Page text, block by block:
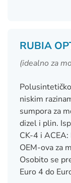
RUBIA
(idealno za
niskim
sumpora za
dizel i plin.
CK-4 i
OEM-ova za
Osobito se
Euro 4 do